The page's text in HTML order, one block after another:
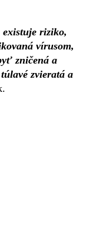
riziko,
vírusom,
zničená a
zvieratá a